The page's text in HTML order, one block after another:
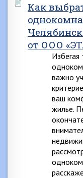
Как
от ООО
Избегая
важно
ваш
жилье.